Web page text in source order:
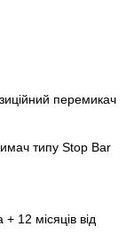
перемикач
типу Stop Bar
+ 12 місяців від